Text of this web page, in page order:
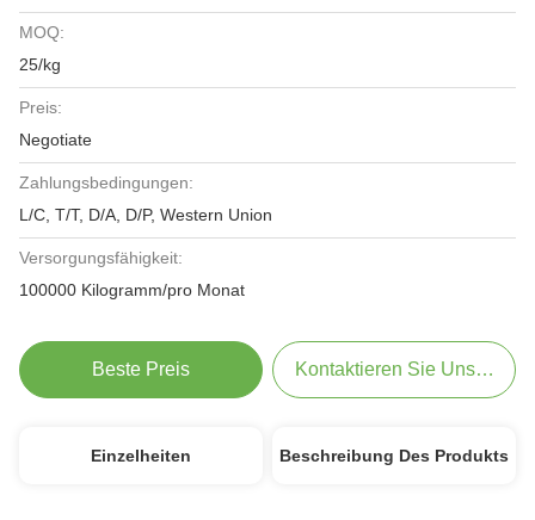
MOQ:
25/kg
Preis:
Negotiate
Zahlungsbedingungen:
L/C, T/T, D/A, D/P, Western Union
Versorgungsfähigkeit:
100000 Kilogramm/pro Monat
Beste Preis Kontaktieren Sie Uns Jetzt
Einzelheiten Beschreibung Des Produkts